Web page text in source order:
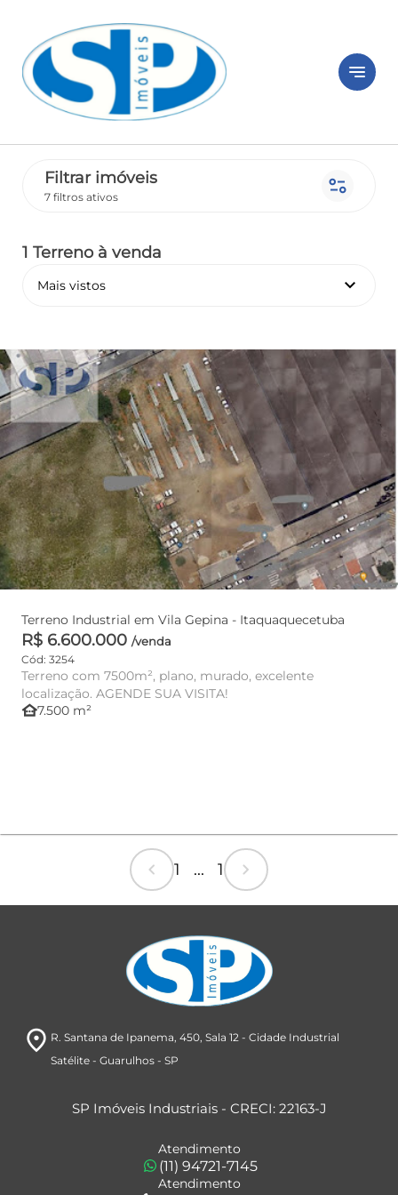
notes
Filtrar imóveis
7 filtros ativos page_info
1 Terreno à venda
Mais vistos keyboard_arrow_down
Terreno Industrial em Vila Gepina - Itaquaquecetuba
R$ 6.600.000 /venda
Cód: 3254
Terreno com 7500m², plano, murado, excelente
localização. AGENDE SUA VISITA!
other_houses7.500 m²
chevron_left 1 ... 1 chevron_right
room R. Santana de Ipanema, 450, Sala 12- Cidade Industrial
Satélite - Guarulhos- SP
SP Imóveis Industriais - CRECI: 22163-J
Atendimento
(11) 94721-7145
Atendimento